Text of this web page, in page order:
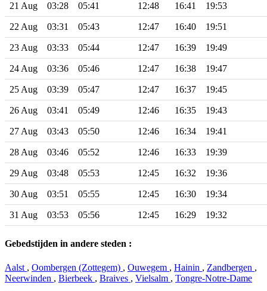
21 Aug 03:28 05:41 12:48 16:41 19:53
22 Aug 03:31 05:43 12:47 16:40 19:51
23 Aug 03:33 05:44 12:47 16:39 19:49
24 Aug 03:36 05:46 12:47 16:38 19:47
25 Aug 03:39 05:47 12:47 16:37 19:45
26 Aug 03:41 05:49 12:46 16:35 19:43
27 Aug 03:43 05:50 12:46 16:34 19:41
28 Aug 03:46 05:52 12:46 16:33 19:39
29 Aug 03:48 05:53 12:45 16:32 19:36
30 Aug 03:51 05:55 12:45 16:30 19:34
31 Aug 03:53 05:56 12:45 16:29 19:32
Gebedstijden in andere steden :
Aalst , Oombergen (Zottegem) , Ouwegem , Hainin , Zandbergen ,
Neerwinden , Bierbeek , Braives , Vielsalm , Tongre-Notre-Dame